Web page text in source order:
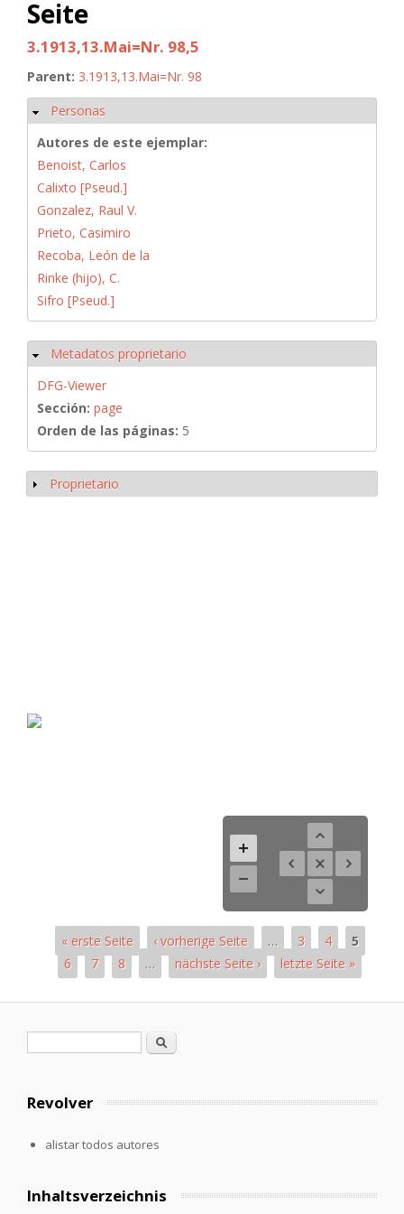
Seite
3.1913,13.Mai=Nr. 98,5
Parent: 3.1913,13.Mai=Nr. 98
Ocultar
Personas
Autores de este ejemplar:
Benoist, Carlos
Calixto [Pseud.]
Gonzalez, Raul V.
Prieto, Casimiro
Recoba, León de la
Rinke (hijo), C.
Sifro [Pseud.]
Ocultar
Metadatos proprietario
DFG-Viewer
Sección: page
Orden de las páginas: 5
Mostrar
Proprietario
« erste Seite ‹ vorherige Seite … 3 4
5
6
7 8 … nächste Seite › letzte Seite »
Formulario de búsqueda
Buscar
Revolver
alistar todos autores
Inhaltsverzeichnis